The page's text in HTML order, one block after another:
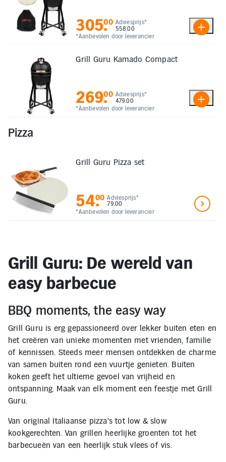
Adviesprijs*
558.00
*Aanbevolen door leverancier
305.
00
Grill Guru Kamado Compact
Adviesprijs*
479.00
*Aanbevolen door leverancier
269.
00
Pizza
Grill Guru Pizza set
Adviesprijs*
79.00
*Aanbevolen door leverancier
54.
00
Grill Guru: De wereld van
easy barbecue
BBQ moments, the easy way
Grill Guru is erg gepassioneerd over lekker buiten eten en
het creëren van unieke momenten met vrienden, familie
of kennissen. Steeds meer mensen ontdekken de charme
van samen buiten rond een vuurtje genieten. Buiten
koken geeft het ultieme gevoel van vrijheid en
ontspanning. Maak van elk moment een feestje met Grill
Guru.
Van original Italiaanse pizza's tot low & slow
kookgerechten. Van grillen heerlijke groenten tot het
barbecueën van een heerlijk stuk vlees of vis.